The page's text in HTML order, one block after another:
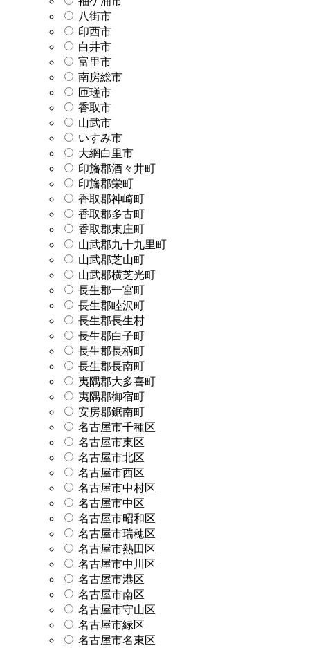
八街市
印西市
白井市
富里市
南房総市
匝瑳市
香取市
山武市
いすみ市
大網白里市
印旛郡酒々井町
印旛郡栄町
香取郡神崎町
香取郡多古町
香取郡東庄町
山武郡九十九里町
山武郡芝山町
山武郡横芝光町
長生郡一宮町
長生郡睦沢町
長生郡長生村
長生郡白子町
長生郡長柄町
長生郡長南町
夷隅郡大多喜町
夷隅郡御宿町
安房郡鋸南町
名古屋市千種区
名古屋市東区
名古屋市北区
名古屋市西区
名古屋市中村区
名古屋市中区
名古屋市昭和区
名古屋市瑞穂区
名古屋市熱田区
名古屋市中川区
名古屋市港区
名古屋市南区
名古屋市守山区
名古屋市緑区
名古屋市名東区